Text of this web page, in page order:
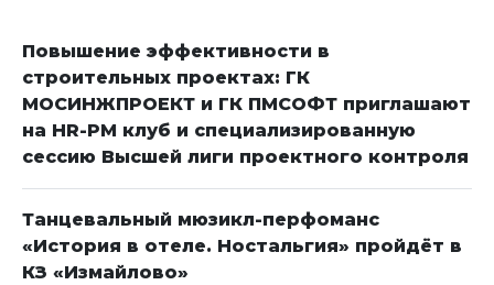
Повышение эффективности в
строительных проектах: ГК
МОСИНЖПРОЕКТ и ГК ПМСОФТ приглашают
на HR-PM клуб и специализированную
сессию Высшей лиги проектного контроля
Танцевальный мюзикл-перфоманс
«История в отеле. Ностальгия» пройдёт в
КЗ «Измайлово»